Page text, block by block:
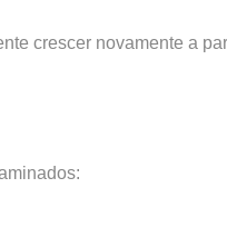
crescer novamente a